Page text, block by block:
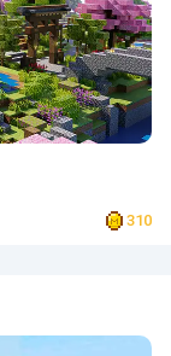
310